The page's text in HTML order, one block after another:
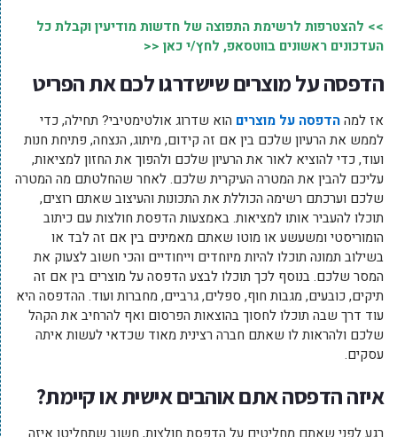
>> להצטרפות לרשימת התפוצה של חדשות מודיעין וקבלת כל
העדכונים ראשונים בווטסאפ, לחץ/י כאן <<
הדפסה על מוצרים שישדרגו לכם את הפריט
אז למההדפסה על מוצרים הוא שדרוג אולטימטיבי? תחילה, כדי
לממש את הרעיון שלכם בין אם זה קידום, מיתוג, הנצחה, פתיחת חנות
ועוד, כדי להוציא לאור את הרעיון שלכם ולהפוך את החזון למציאות,
עליכם להבין את המטרה העיקרית שלכם. לאחר שהחלטתם מה המטרה
שלכם וערכתם רשימה הכוללת את התכונות והעיצוב שאתם רוצים,
תוכלו להעביר אותו למציאות. באמצעות הדפסת חולצות עם כיתוב
הומוריסטי ומשעשע או מוטו שאתם מאמינים בין אם זה לבד או
בשילוב תמונה תוכלו להיות מיוחדים וייחודיים והכי חשוב לצעוק את
המסר שלכם. בנוסף לכך תוכלו לבצע הדפסה על מוצרים בין אם זה
תיקים, כובעים, מגבות חוף, ספלים, גרביים, מחברות ועוד. ההדפסה היא
עוד דרך שבה תוכלו לחסוך בהוצאות הפרסום ואף להרחיב את הקהל
שלכם ולהראות לו שאתם חברה רצינית מאוד שכדאי לעשות איתה
עסקים.
איזה הדפסה אתם אוהבים אישית או קיימת?